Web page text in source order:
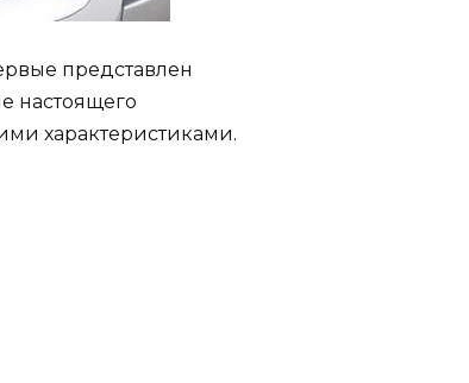
представлен
настоящего
характеристиками.